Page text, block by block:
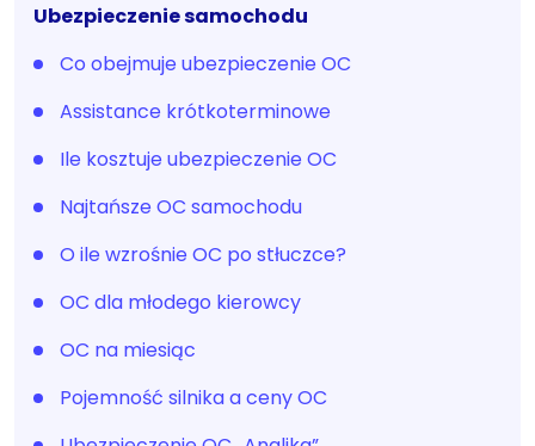
Ubezpieczenie samochodu
Co obejmuje ubezpieczenie OC
Assistance krótkoterminowe
Ile kosztuje ubezpieczenie OC
Najtańsze OC samochodu
O ile wzrośnie OC po stłuczce?
OC dla młodego kierowcy
OC na miesiąc
Pojemność silnika a ceny OC